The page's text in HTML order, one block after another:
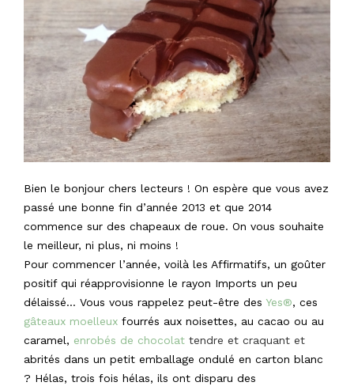
Bien le bonjour chers lecteurs ! On espère que vous avez
passé une bonne fin d’année 2013 et que 2014
commence sur des chapeaux de roue. On vous souhaite
le meilleur, ni plus, ni moins !
Pour commencer l’année, voilà les Affirmatifs, un goûter
positif qui réapprovisionne le rayon Imports un peu
délaissé… Vous vous rappelez peut-être des Yes®, ces
gâteaux moelleux fourrés aux noisettes, au cacao ou au
caramel, enrobés de chocolat tendre et craquant et
abrités dans un petit emballage ondulé en carton blanc
? Hélas, trois fois hélas, ils ont disparu des